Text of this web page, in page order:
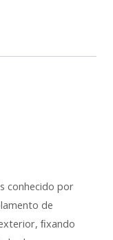
conhecido por
de
ﬁxando